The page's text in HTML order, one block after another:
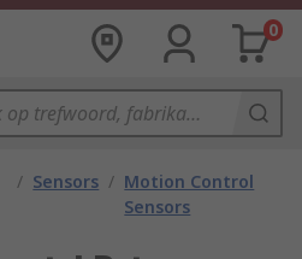
0
/ Sensors / Motion Control
Sensors